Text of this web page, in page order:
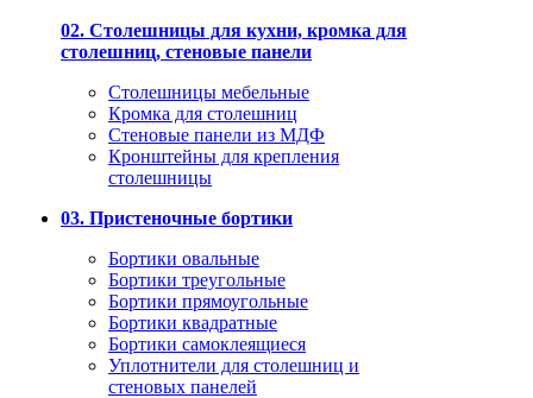
02. Столешницы для кухни, кромка для
столешниц, стеновые панели
Столешницы мебельные
Кромка для столешниц
Стеновые панели из МДФ
Кронштейны для крепления
столешницы
03. Пристеночные бортики
Бортики овальные
Бортики треугольные
Бортики прямоугольные
Бортики квадратные
Бортики самоклеящиеся
Уплотнители для столешниц и
стеновых панелей